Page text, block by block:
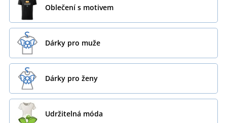
Oblečení s motivem
Dárky pro muže
Dárky pro ženy
Udržitelná móda